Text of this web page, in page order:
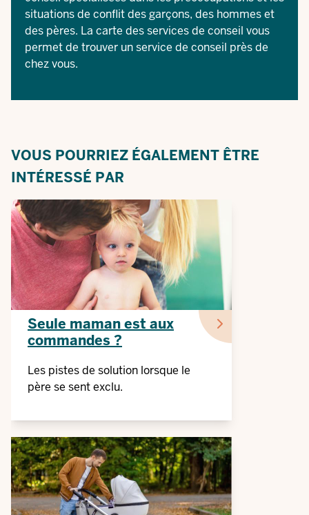
situations de conflit des garçons, des hommes et
des pères. La carte des services de conseil vous
permet de trouver un service de conseil près de
chez vous.
VOUS POURRIEZ ÉGALEMENT ÊTRE
INTÉRESSÉ PAR
Seule maman est aux
commandes ?
Les pistes de solution lorsque le
père se sent exclu.